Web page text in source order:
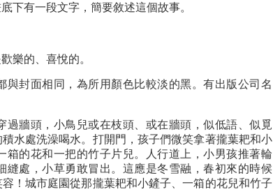
下有一段文字，簡要敘述這個故事。
樂的、喜悅的。
與封面相同，為所用顏色比較淡的黑。有出版公司名
過牆頭，小鳥兒或在枝頭、或在牆頭，似低語、似覓
水處洗澡喝水。打開門，孩子們微笑拿著攏葉耙和小
箱的花和一把的竹子片兒。人行道上，小男孩推著輪
縫處，小草勇敢冒出。這應是冬雪融，春初來的時候
！城市庭園從那攏葉耙和小鏟子、一箱的花兒和竹子